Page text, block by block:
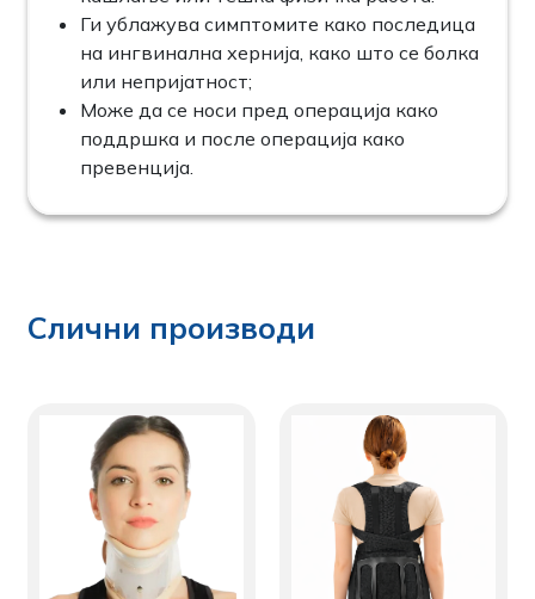
Ги ублажува симптомите како последица
на ингвинална хернија, како што се болка
или непријатност;
Може да се носи пред операција како
поддршка и после операција како
превенција.
Слични производи